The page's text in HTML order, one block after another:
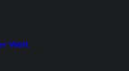
Welt
Philippinen bis
Paradiesstrände
pur!